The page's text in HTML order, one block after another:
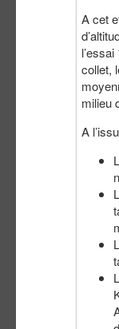
A cet
collet,
milieu
A